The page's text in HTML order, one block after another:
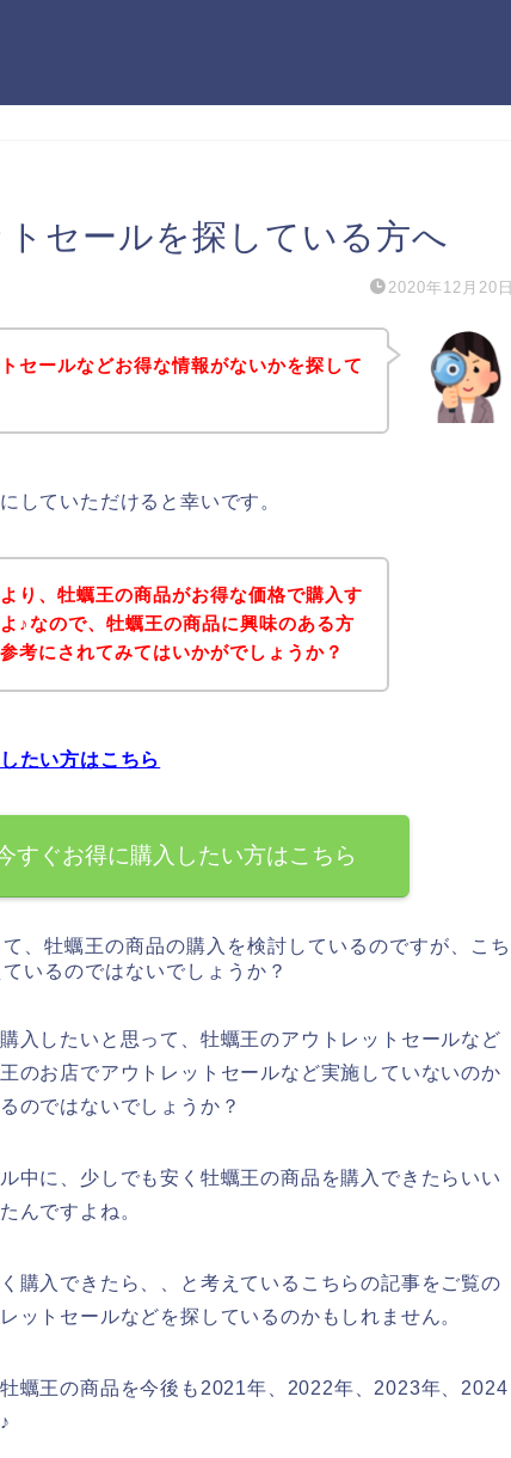
セールを探している方へ
2020年12月20日
セールなどお得な情報がないかを探して
していただけると幸いです。
り、牡蠣王の商品がお得な価格で購入す
♪なので、牡蠣王の商品に興味のある方
考にされてみてはいかがでしょうか？
たい方はこちら
すぐお得に購入したい方はこちら
、牡蠣王の商品の購入を検討しているのですが、こち
いるのではないでしょうか？
入したいと思って、牡蠣王のアウトレットセールなど
のお店でアウトレットセールなど実施していないのか
のではないでしょうか？
中に、少しでも安く牡蠣王の商品を購入できたらいい
んですよね。
購入できたら、、と考えているこちらの記事をご覧の
ットセールなどを探しているのかもしれません。
蠣王の商品を今後も2021年、2022年、2023年、2024